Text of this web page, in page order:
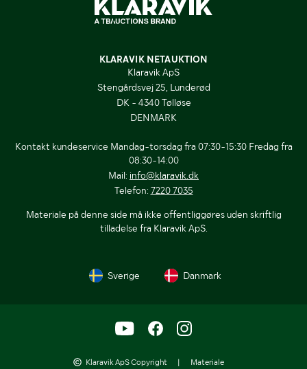
KLARAVIK NETAUKTION
Klaravik ApS
Stengårdsvej 25, Lunderød
DK - 4340 Tølløse
DENMARK
Kontakt kundeservice Mandag-torsdag fra 07:30-15:30 Fredag fra
08:30-14:00
Mail: info@klaravik.dk
Telefon: 7220 7035
Materiale på denne side må ikke offentliggøres uden skriftlig
tilladelse fra Klaravik ApS.
Sverige Danmark
Klaravik ApS Copyright | Materiale